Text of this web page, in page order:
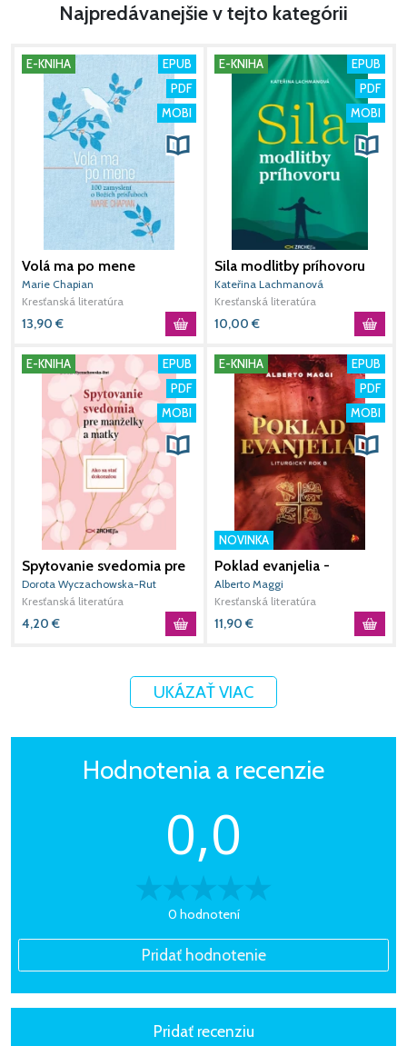
Najpredávanejšie v tejto kategórii
E-KNIHA
EPUB
PDF
MOBI
Volá ma po mene
Marie Chapian
Kresťanská literatúra
13,90 €
E-KNIHA
EPUB
PDF
MOBI
Sila modlitby príhovoru
Kateřina Lachmanová
Kresťanská literatúra
10,00 €
E-KNIHA
EPUB
PDF
MOBI
Spytovanie svedomia pre
manželky a matky
Dorota Wyczachowska-Rut
Kresťanská literatúra
4,20 €
NOVINKA
E-KNIHA
EPUB
PDF
MOBI
Poklad evanjelia -
Liturgický rok B
Alberto Maggi
Kresťanská literatúra
11,90 €
UKÁZAŤ VIAC
Hodnotenia a recenzie
0,0
0 hodnotení